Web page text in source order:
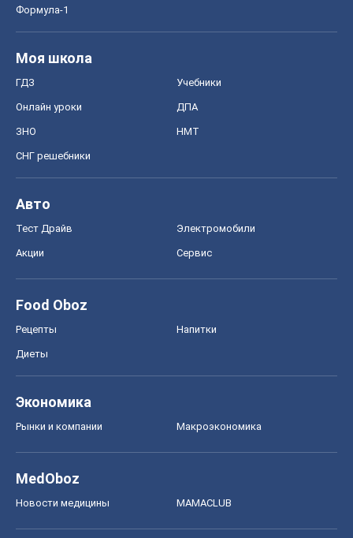
Формула-1
Моя школа
ГДЗ Учебники
Онлайн уроки ДПА
ЗНО НМТ
СНГ решебники
Авто
Тест Драйв Электромобили
Акции Сервис
Food Oboz
Рецепты Напитки
Диеты
Экономика
Рынки и компании Mакроэкономика
MedOboz
Новости медицины MAMACLUB